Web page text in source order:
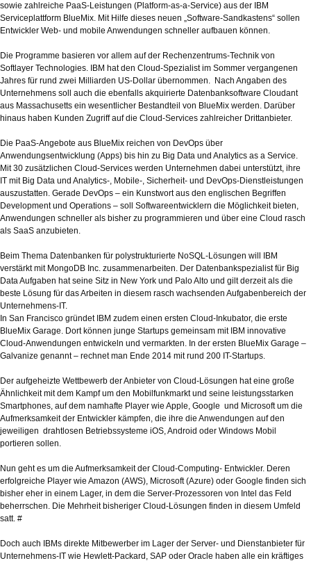
sowie zahlreiche PaaS-Leistungen (Platform-as-a-Service) aus der IBM
Serviceplattform BlueMix. Mit Hilfe dieses neuen „Software-Sandkastens“ sollen
Entwickler Web- und mobile Anwendungen schneller aufbauen können.
Die Programme basieren vor allem auf der Rechenzentrums-Technik von
Softlayer Technologies. IBM hat den Cloud-Spezialist im Sommer vergangenen
Jahres für rund zwei Milliarden US-Dollar übernommen. Nach Angaben des
Unternehmens soll auch die ebenfalls akquirierte Datenbanksoftware Cloudant
aus Massachusetts ein wesentlicher Bestandteil von BlueMix werden. Darüber
hinaus haben Kunden Zugriff auf die Cloud-Services zahlreicher Drittanbieter.
Die PaaS-Angebote aus BlueMix reichen von DevOps über
Anwendungsentwicklung (Apps) bis hin zu Big Data und Analytics as a Service.
Mit 30 zusätzlichen Cloud-Services werden Unternehmen dabei unterstützt, ihre
IT mit Big Data und Analytics-, Mobile-, Sicherheit- und DevOps-Dienstleistungen
auszustatten. Gerade DevOps – ein Kunstwort aus den englischen Begriffen
Development und Operations – soll Softwareentwicklern die Möglichkeit bieten,
Anwendungen schneller als bisher zu programmieren und über eine Cloud rasch
als SaaS anzubieten.
Beim Thema Datenbanken für polystrukturierte NoSQL-Lösungen will IBM
verstärkt mit MongoDB Inc. zusammenarbeiten. Der Datenbankspezialist für Big
Data Aufgaben hat seine Sitz in New York und Palo Alto und gilt derzeit als die
beste Lösung für das Arbeiten in diesem rasch wachsenden Aufgabenbereich der
Unternehmens-IT.
In San Francisco gründet IBM zudem einen ersten Cloud-Inkubator, die erste
BlueMix Garage. Dort können junge Startups gemeinsam mit IBM innovative
Cloud-Anwendungen entwickeln und vermarkten. In der ersten BlueMix Garage –
Galvanize genannt – rechnet man Ende 2014 mit rund 200 IT-Startups.
Der aufgeheizte Wettbewerb der Anbieter von Cloud-Lösungen hat eine große
Ähnlichkeit mit dem Kampf um den Mobilfunkmarkt und seine leistungsstarken
Smartphones, auf dem namhafte Player wie Apple, Google und Microsoft um die
Aufmerksamkeit der Entwickler kämpfen, die ihre die Anwendungen auf den
jeweiligen drahtlosen Betriebssysteme iOS, Android oder Windows Mobil
portieren sollen.
Nun geht es um die Aufmerksamkeit der Cloud-Computing- Entwickler. Deren
erfolgreiche Player wie Amazon (AWS), Microsoft (Azure) oder Google finden sich
bisher eher in einem Lager, in dem die Server-Prozessoren von Intel das Feld
beherrschen. Die Mehrheit bisheriger Cloud-Lösungen finden in diesem Umfeld
satt. #
Doch auch IBMs direkte Mitbewerber im Lager der Server- und Dienstanbieter für
Unternehmens-IT wie Hewlett-Packard, SAP oder Oracle haben alle ein kräftiges